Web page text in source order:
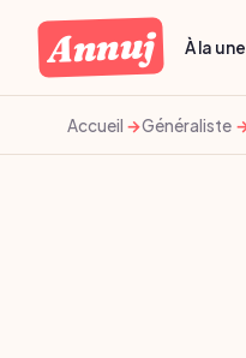
Annuj À la une
Accueil Généraliste